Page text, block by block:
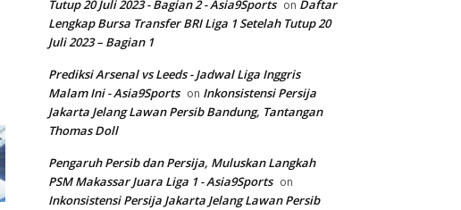
Tutup 20 Juli 2023 - Bagian 2 - Asia9Sports on Daftar
Lengkap Bursa Transfer BRI Liga 1 Setelah Tutup 20
Juli 2023 – Bagian 1
Prediksi Arsenal vs Leeds - Jadwal Liga Inggris
Malam Ini - Asia9Sports on Inkonsistensi Persija
Jakarta Jelang Lawan Persib Bandung, Tantangan
Thomas Doll
Pengaruh Persib dan Persija, Muluskan Langkah
PSM Makassar Juara Liga 1 - Asia9Sports on
Inkonsistensi Persija Jakarta Jelang Lawan Persib